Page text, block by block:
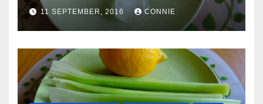
11 SEPTEMBER, 2016 CONNIE